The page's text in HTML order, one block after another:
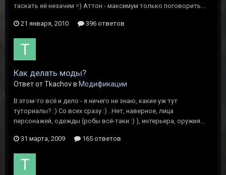
таскать её незачем =) Аттон - максимум только поговорить...
21 января, 2010 396 ответов
Как делать моды?
Ответ от Tkachov в Модификации
В этом-то всё и дело - я ничего не знаю, какие уж тут
туториалы? :) Со всех сразу :) . Нет, наверное, лица
персонажей, одежды (робы всё-таки :) ), интерьера, оружия...
31 марта, 2009 165 ответов